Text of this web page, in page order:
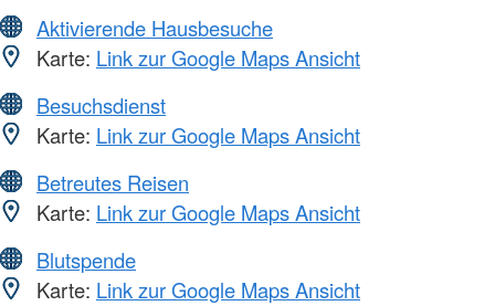
Aktivierende Hausbesuche
Karte: Link zur Google Maps Ansicht
Besuchsdienst
Karte: Link zur Google Maps Ansicht
Betreutes Reisen
Karte: Link zur Google Maps Ansicht
Blutspende
Karte: Link zur Google Maps Ansicht